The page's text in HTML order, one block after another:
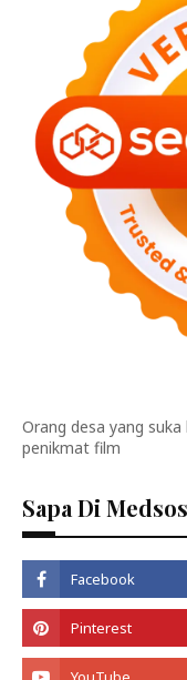
Orang desa yang
penikmat film
Sapa Di Medsos